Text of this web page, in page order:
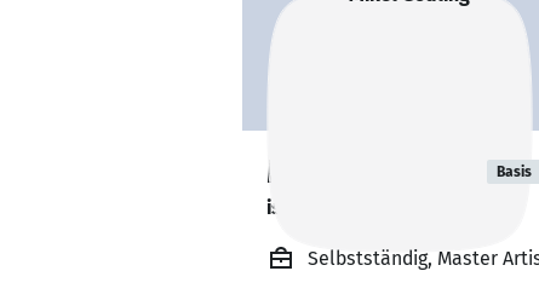
Mikel Godling Basis
ist offen für Projekte. 🔎
Selbstständig, Master